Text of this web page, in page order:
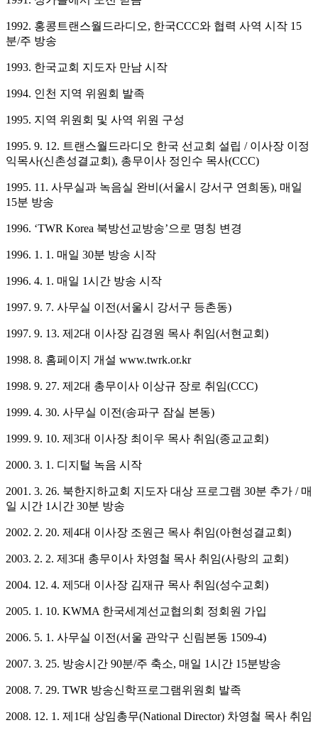
1992. 홍콩트랜스월드라디오, 한국CCC와 협력 사역 시작 15
분/주 방송
1993. 한국교회 지도자 만남 시작
1994. 인천 지역 위원회 발족
1995. 지역 위원회 및 사역 위원 구성
1995. 9. 12. 트랜스월드라디오 한국 선교회 설립 / 이사장 이정
익목사(신촌성결교회), 총무이사 정인수 목사(CCC)
1995. 11. 사무실과 녹음실 완비(서울시 강서구 연희동), 매일
15분 방송
1996. ‘TWR Korea 북방선교방송’으로 명칭 변경
1996. 1. 1. 매일 30분 방송 시작
1996. 4. 1. 매일 1시간 방송 시작
1997. 9. 7. 사무실 이전(서울시 강서구 등촌동)
1997. 9. 13. 제2대 이사장 김경원 목사 취임(서현교회)
1998. 8. 홈페이지 개설 www.twrk.or.kr
1998. 9. 27. 제2대 총무이사 이상규 장로 취임(CCC)
1999. 4. 30. 사무실 이전(송파구 잠실 본동)
1999. 9. 10. 제3대 이사장 최이우 목사 취임(종교교회)
2000. 3. 1. 디지털 녹음 시작
2001. 3. 26. 북한지하교회 지도자 대상 프로그램 30분 추가 / 매
일 시간 1시간 30분 방송
2002. 2. 20. 제4대 이사장 조원근 목사 취임(아현성결교회)
2003. 2. 2. 제3대 총무이사 차영철 목사 취임(사랑의 교회)
2004. 12. 4. 제5대 이사장 김재규 목사 취임(성수교회)
2005. 1. 10. KWMA 한국세계선교협의회 정회원 가입
2006. 5. 1. 사무실 이전(서울 관악구 신림본동 1509-4)
2007. 3. 25. 방송시간 90분/주 축소, 매일 1시간 15분방송
2008. 7. 29. TWR 방송신학프로그램위원회 발족
2008. 12. 1. 제1대 상임총무(National Director) 차영철 목사 취임